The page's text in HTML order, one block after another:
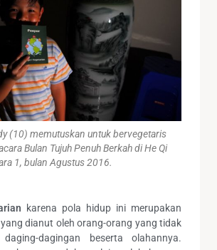
(10) memutuskan untuk bervegetaris
Bulan Tujuh Penuh Berkah di He Qi
1, bulan Agustus 2016.
karena pola hidup ini merupakan
dianut oleh orang-orang yang tidak
daging-dagingan beserta olahannya.